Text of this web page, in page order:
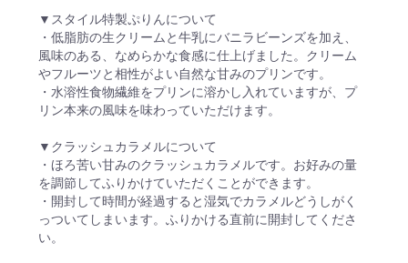
▼スタイル特製ぷりんについて
・低脂肪の生クリームと牛乳にバニラビーンズを加え、
風味のある、なめらかな食感に仕上げました。クリーム
やフルーツと相性がよい自然な甘みのプリンです。
・水溶性食物繊維をプリンに溶かし入れていますが、プ
リン本来の風味を味わっていただけます。
▼クラッシュカラメルについて
・ほろ苦い甘みのクラッシュカラメルです。お好みの量
を調節してふりかけていただくことができます。
・開封して時間が経過すると湿気でカラメルどうしがく
っついてしまいます。ふりかける直前に開封してくださ
い。